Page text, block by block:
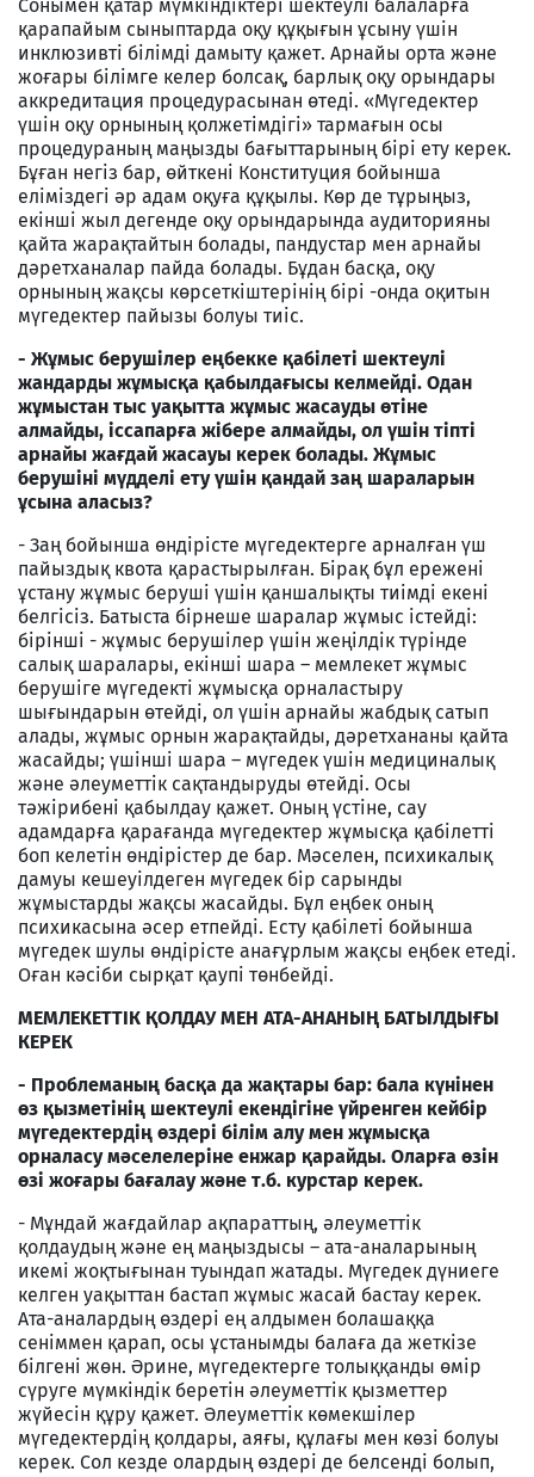
Сонымен қатар мүмкіндіктері шектеулі балаларға
қарапайым сыныптарда оқу құқығын ұсыну үшін
инклюзивті білімді дамыту қажет. Арнайы орта және
жоғары білімге келер болсақ, барлық оқу орындары
аккредитация процедурасынан өтеді. «Мүгедектер
үшін оқу орнының қолжетімдігі» тармағын осы
процедураның маңызды бағыттарының бірі ету керек.
Бұған негіз бар, өйткені Конституция бойынша
еліміздегі әр адам оқуға құқылы. Көр де тұрыңыз,
екінші жыл дегенде оқу орындарында аудиторияны
қайта жарақтайтын болады, пандустар мен арнайы
дәретханалар пайда болады. Бұдан басқа, оқу
орнының жақсы көрсеткіштерінің бірі -онда оқитын
мүгедектер пайызы болуы тиіс.
- Жұмыс берушілер еңбекке қабілеті шектеулі
жандарды жұмысқа қабылдағысы келмейді. Одан
жұмыстан тыс уақытта жұмыс жасауды өтіне
алмайды, іссапарға жібере алмайды, ол үшін тіпті
арнайы жағдай жасауы керек болады. Жұмыс
берушіні мүдделі ету үшін қандай заң шараларын
ұсына аласыз?
- Заң бойынша өндірісте мүгедектерге арналған үш
пайыздық квота қарастырылған. Бірақ бұл ережені
ұстану жұмыс беруші үшін қаншалықты тиімді екені
белгісіз. Батыста бірнеше шаралар жұмыс істейді:
бірінші - жұмыс берушілер үшін жеңілдік түрінде
салық шаралары, екінші шара – мемлекет жұмыс
берушіге мүгедекті жұмысқа орналастыру
шығындарын өтейді, ол үшін арнайы жабдық сатып
алады, жұмыс орнын жарақтайды, дәретхананы қайта
жасайды; үшінші шара – мүгедек үшін медициналық
және әлеуметтік сақтандыруды өтейді. Осы
тәжірибені қабылдау қажет. Оның үстіне, сау
адамдарға қарағанда мүгедектер жұмысқа қабілетті
боп келетін өндірістер де бар. Мәселен, психикалық
дамуы кешеуілдеген мүгедек бір сарынды
жұмыстарды жақсы жасайды. Бұл еңбек оның
психикасына әсер етпейді. Есту қабілеті бойынша
мүгедек шулы өндірісте анағұрлым жақсы еңбек етеді.
Оған кәсіби сырқат қаупі төнбейді.
МЕМЛЕКЕТТІК ҚОЛДАУ МЕН АТА-АНАНЫҢ БАТЫЛДЫҒЫ
КЕРЕК
- Проблеманың басқа да жақтары бар: бала күнінен
өз қызметінің шектеулі екендігіне үйренген кейбір
мүгедектердің өздері білім алу мен жұмысқа
орналасу мәселелеріне енжар қарайды. Оларға өзін
өзі жоғары бағалау және т.б. курстар керек.
- Мұндай жағдайлар ақпараттың, әлеуметтік
қолдаудың және ең маңыздысы – ата-аналарының
икемі жоқтығынан туындап жатады. Мүгедек дүниеге
келген уақыттан бастап жұмыс жасай бастау керек.
Ата-аналардың өздері ең алдымен болашаққа
сеніммен қарап, осы ұстанымды балаға да жеткізе
білгені жөн. Әрине, мүгедектерге толыққанды өмір
сүруге мүмкіндік беретін әлеуметтік қызметтер
жүйесін құру қажет. Әлеуметтік көмекшілер
мүгедектердің қолдары, аяғы, құлағы мен көзі болуы
керек. Сол кезде олардың өздері де белсенді болып,